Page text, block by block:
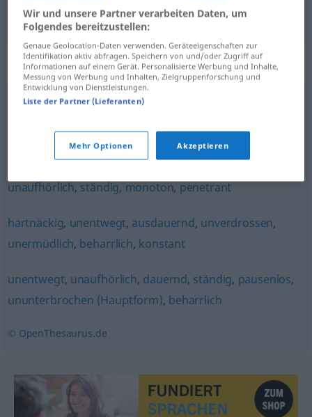
oavlåtlig,oupphörlig unablässig
Synonyme für "unablässig"
permanent dauernd (ugs.)
fortlaufend,ständig (ugs.),ununterbrochen
durchgängig,fortgesetzt pausenlos,durchgehend
unaufhörlich, ständig, monoton, penetrant
hartnäckig, unentwegt, ausdauernd, unverdrossen,
unermüdlich, beharrlich, konstant
unentwegt, unaufhörlich, dauernd, ständig, pausenlos,
ununterbrochen (Hauptform), beharrlich
© OpenThesaurus.de
Wir und unsere Partner verarbeiten Daten, um
Folgendes bereitzustellen:
Genaue Geolocation-Daten verwenden. Geräteeigenschaften zur
Identifikation aktiv abfragen. Speichern von und/oder Zugriff auf
Informationen auf einem Gerät. Personalisierte Werbung und Inhalte,
Messung von Werbung und Inhalten, Zielgruppenforschung und
Entwicklung von Dienstleistungen.
Liste der Partner (Lieferanten)
Mehr Optionen Akzeptieren